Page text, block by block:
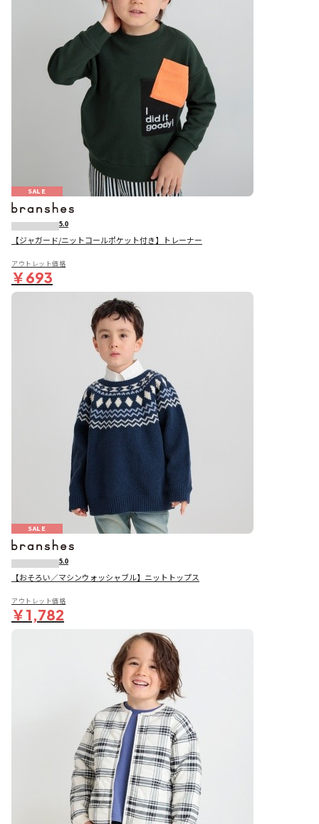
SALE
5.0
【ジャガード/ニットコールポケット付き】トレーナー
アウトレット価格
￥693
SALE
5.0
【おそろい／マシンウォッシャブル】ニットトップス
アウトレット価格
￥1,782